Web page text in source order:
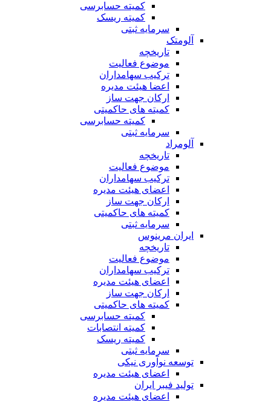
کمیته حسابرسی
کمیته ریسک
سرمایه ثبتی
آلومتک
تاریخچه
موضوع فعالیت
ترکیب سهامداران
اعضا هیئت مدیره
ارکان جهت ساز
کمیته های حاکمیتی
کمیته حسابرسی
سرمایه ثبتی
آلومراد
تاریخچه
موضوع فعالیت
ترکیب سهامداران
اعضای هیئت مدیره
ارکان جهت ساز
کمیته های حاکمیتی
سرمایه ثبتی
ایران مرینوس
تاریخچه
موضوع فعالیت
ترکیب سهامداران
اعضای هیئت مدیره
ارکان جهت ساز
کمیته های حاکمیتی
کمیته حسابرسی
کمیته انتصابات
کمیته ریسک
سرمایه ثبتی
توسعه نوآوری نیکی
اعضای هیئت مدیره
تولید فیبر ایران
اعضای هیئت مدیره